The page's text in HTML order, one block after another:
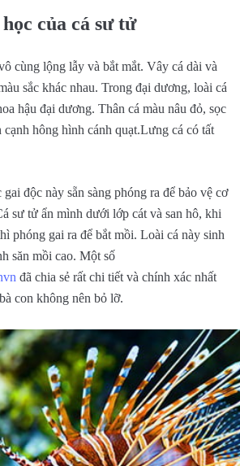
của cá sư tử
cùng lộng lẫy và bắt mắt. Vây cá dài và
sắc khác nhau. Trong đại dương, loài cá
hậu đại dương. Thân cá màu nâu đỏ, sọc
hông hình cánh quạt.Lưng cá có tất
độc này sẵn sàng phóng ra để bảo vệ cơ
sư tử ẩn mình dưới lớp cát và san hô, khi
phóng gai ra để bắt mồi. Loài cá này sinh
săn mồi cao. Một số
đã chia sẻ rất chi tiết và chính xác nhất
con không nên bỏ lỡ.